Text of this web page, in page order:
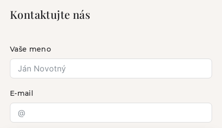
Kontaktujte nás
Vaše meno
E-mail